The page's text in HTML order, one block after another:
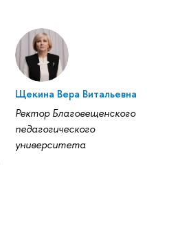
Щекина Вера Витальевна
Ректор Благовещенского
педагогического
университета